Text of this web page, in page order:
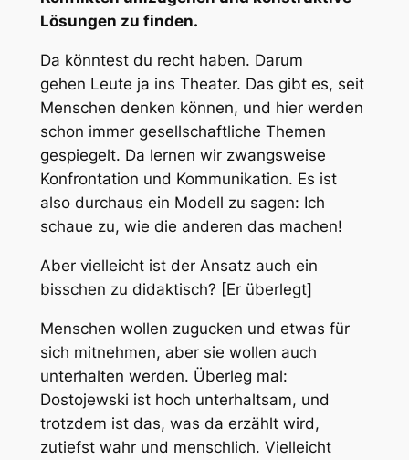
Lösungen zu finden.
Da könntest du recht haben. Darum
gehen Leute ja ins Theater. Das gibt es, seit
Menschen denken können, und hier werden
schon immer gesellschaftliche Themen
gespiegelt. Da lernen wir zwangsweise
Konfrontation und Kommunikation. Es ist
also durchaus ein Modell zu sagen: Ich
schaue zu, wie die anderen das machen!
Aber vielleicht ist der Ansatz auch ein
bisschen zu didaktisch? [Er überlegt]
Menschen wollen zugucken und etwas für
sich mitnehmen, aber sie wollen auch
unterhalten werden. Überleg mal:
Dostojewski ist hoch unterhaltsam, und
trotzdem ist das, was da erzählt wird,
zutiefst wahr und menschlich. Vielleicht